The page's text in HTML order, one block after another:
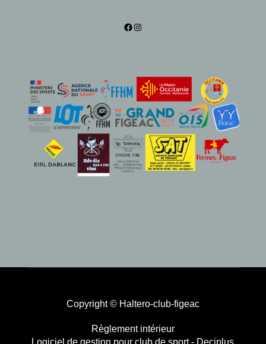
Facebook
Instagram
Copyright © Haltero-club-figeac
Règlement intérieur
Logiciel de gestion pour club de sport - Deciplus